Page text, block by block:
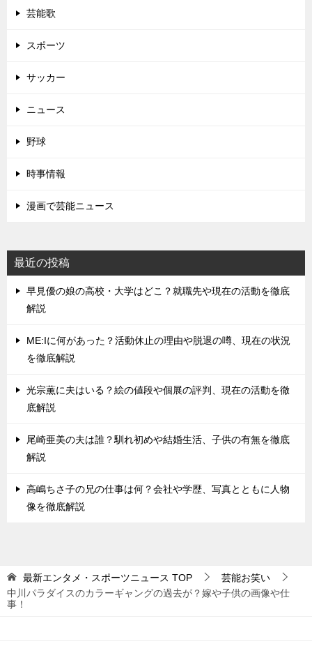
芸能歌
スポーツ
サッカー
ニュース
野球
時事情報
漫画で芸能ニュース
最近の投稿
早見優の娘の高校・大学はどこ？就職先や現在の活動を徹底
解説
ME:Iに何があった？活動休止の理由や脱退の噂、現在の状況
を徹底解説
光宗薫に夫はいる？絵の値段や個展の評判、現在の活動を徹
底解説
尾崎亜美の夫は誰？馴れ初めや結婚生活、子供の有無を徹底
解説
高嶋ちさ子の兄の仕事は何？会社や学歴、写真とともに人物
像を徹底解説
最新エンタメ・スポーツニュース TOP
芸能お笑い
中川パラダイスのカラーギャングの過去が？嫁や子供の画像や仕
事！